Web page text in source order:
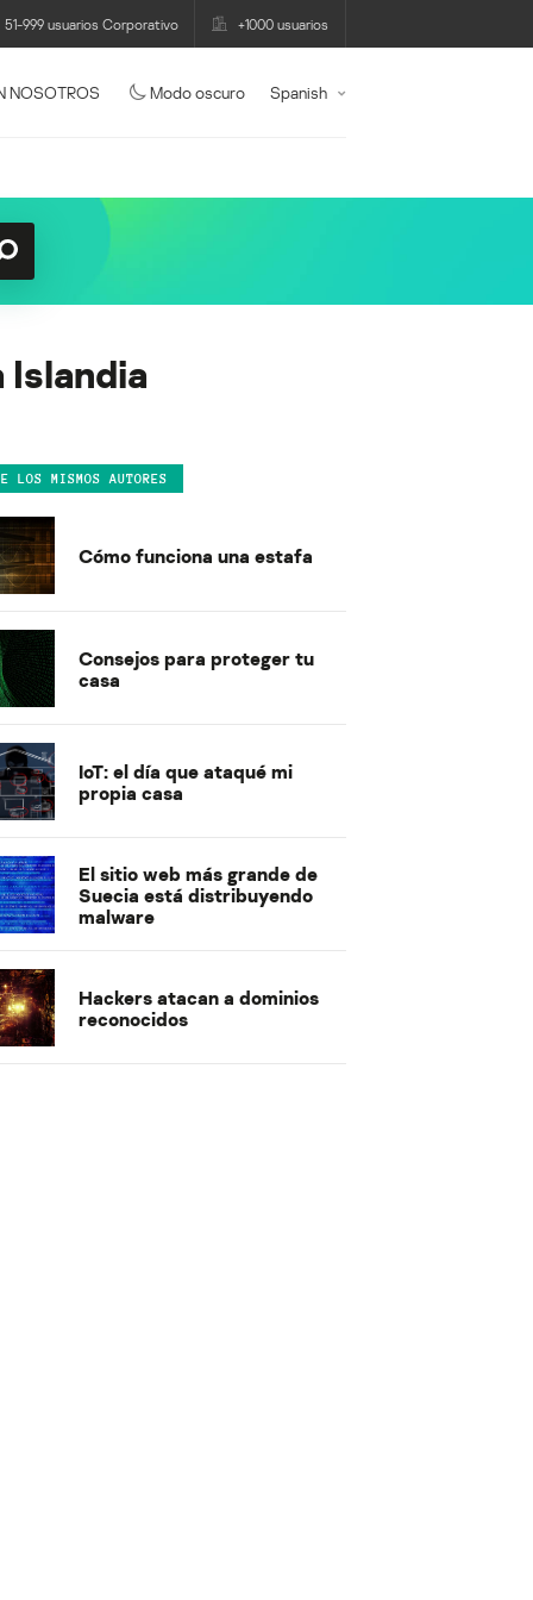
51-999 usuarios Corporativo +1000 usuarios
NOSOTROS Modo oscuro Spanish
Islandia
LOS MISMOS AUTORES
Cómo funciona una estafa
Consejos para proteger tu
casa
IoT: el día que ataqué mi
propia casa
El sitio web más grande de
Suecia está distribuyendo
malware
Hackers atacan a dominios
reconocidos